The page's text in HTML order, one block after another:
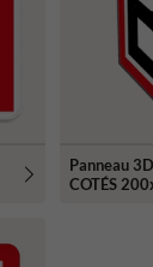
Panneau
COTÉS